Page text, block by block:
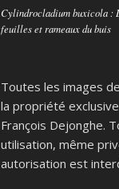
Cylindrocladium buxicola :
feuilles et rameaux du buis
Toutes les images
la propriété exclusive
François Dejonghe.
utilisation, même
autorisation est